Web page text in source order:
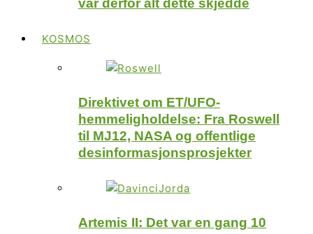
var derfor alt dette skjedde
KOSMOS
Direktivet om ET/UFO-
hemmeligholdelse: Fra Roswell
til MJ12, NASA og offentlige
desinformasjonsprosjekter
Artemis II: Det var en gang 10